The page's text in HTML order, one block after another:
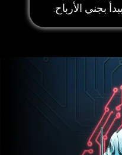
بجني الأرباح.